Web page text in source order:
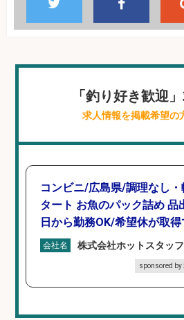
「釣り好き歓迎
求人情報を掲載希望の
コンビニ/広島県/調理なし・
タート お魚のパック詰め 品
日から勤務OK/希望休が取得
会社名 株式会社ホットスタッ
sponsored by